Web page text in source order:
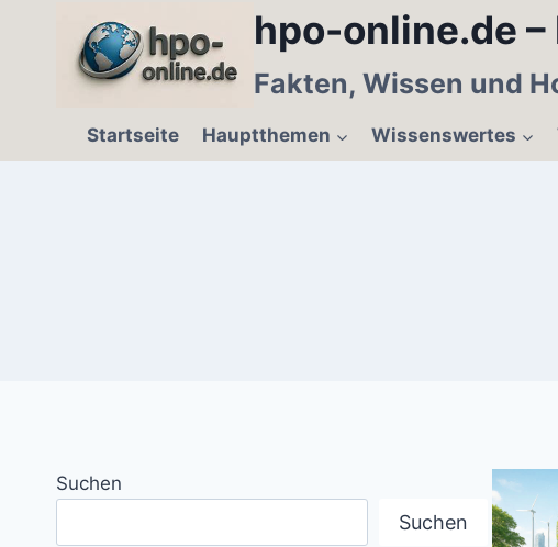
hpo-online.de
Fakten, Wissen und
Startseite Hauptthemen Wissenswertes
Suchen
Suchen